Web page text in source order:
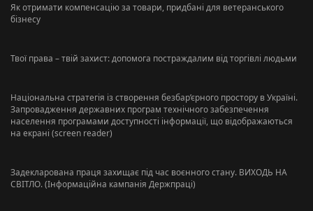
Як отримати компенсацію за товари, придбані для ветеранського
бізнесу
Твої права – твій захист: допомога постраждалим від торгівлі людьми
Національна стратегія із створення безбар’єрного простору в Україні.
Запровадження державних програм технічного забезпечення
населення програмами доступності інформації, що відображаються
на екрані (screen reader)
Задекларована праця захищає під час воєнного стану. ВИХОДЬ НА
СВІТЛО. (Інформаційна кампанія Держпраці)